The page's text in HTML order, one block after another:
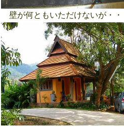
壁が何ともいただけないが・・